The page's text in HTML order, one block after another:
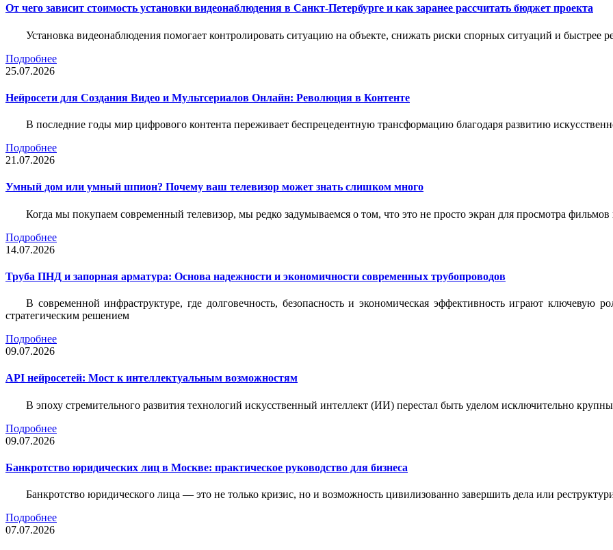
От чего зависит стоимость установки видеонаблюдения в Санкт-Петербурге и как заранее рассчитать бюджет проекта
Установка видеонаблюдения помогает контролировать ситуацию на объекте, снижать риски спорных ситуаций и быстрее
Подробнее
25.07.2026
Нейросети для Создания Видео и Мультсериалов Онлайн: Революция в Контенте
В последние годы мир цифрового контента переживает беспрецедентную трансформацию благодаря развитию
Подробнее
21.07.2026
Умный дом или умный шпион? Почему ваш телевизор может знать слишком много
Когда мы покупаем современный телевизор, мы редко задумываемся о том, что это не просто экран для просмотра фильмов
Подробнее
14.07.2026
Труба ПНД и запорная арматура: Основа надежности и экономичности современных трубопроводов
В современной инфраструктуре, где долговечность, безопасность и экономическая эффективность играют ключевую
стратегическим решением
Подробнее
09.07.2026
API нейросетей: Мост к интеллектуальным возможностям
В эпоху стремительного развития технологий искусственный интеллект (ИИ) перестал быть уделом исключительно
Подробнее
09.07.2026
Банкротство юридических лиц в Москве: практическое руководство для бизнеса
Банкротство юридического лица — это не только кризис, но и возможность цивилизованно завершить дела или
Подробнее
07.07.2026